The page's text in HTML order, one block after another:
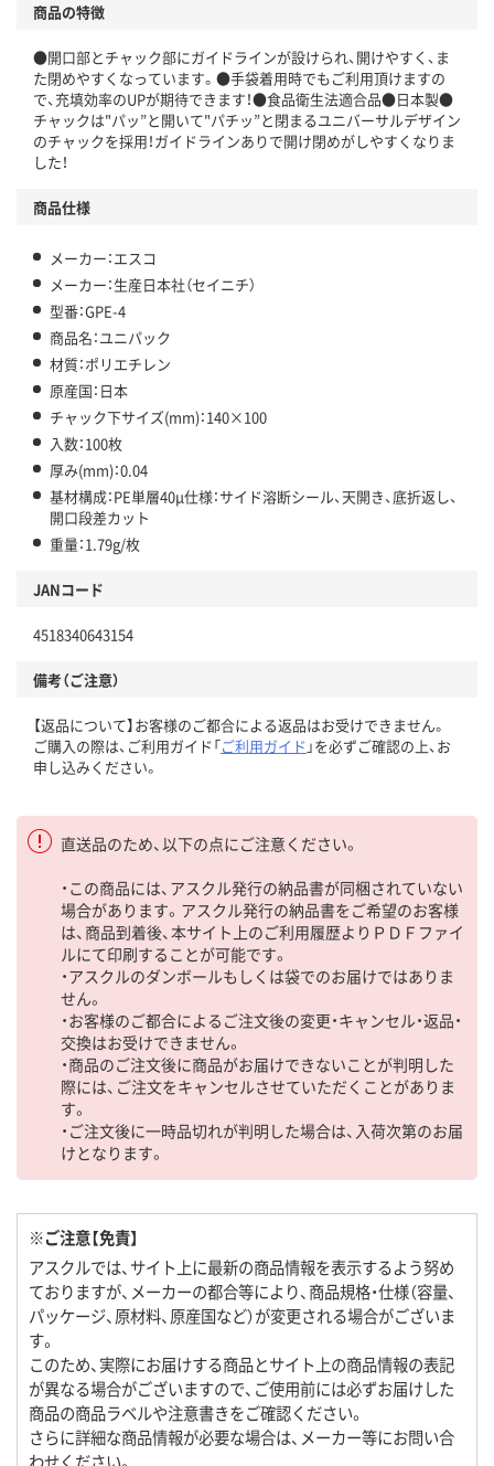
商品の特徴
●開口部とチャック部にガイドラインが設けられ、開けやすく、ま
た閉めやすくなっています。●手袋着用時でもご利用頂けますの
で、充填効率のUPが期待できます！●食品衛生法適合品●日本製●
チャックは"パッ”と開いて"パチッ”と閉まるユニバーサルデザイン
のチャックを採用！ガイドラインありで開け閉めがしやすくなりま
した！
商品仕様
メーカー：エスコ
メーカー：生産日本社（セイニチ）
型番：GPE-4
商品名：ユニパック
材質：ポリエチレン
原産国：日本
チャック下サイズ(mm)：140×100
入数：100枚
厚み(mm)：0.04
基材構成：PE単層40μ仕様：サイド溶断シール、天開き、底折返し、
開口段差カット
重量：1.79g/枚
JANコード
4518340643154
備考（ご注意）
【返品について】お客様のご都合による返品はお受けできません。
ご購入の際は、ご利用ガイド「ご利用ガイド 」を必ずご確認の上、お
申し込みください。
直送品のため、以下の点にご注意ください。
・この商品には、アスクル発行の納品書が同梱されていない
場合があります。アスクル発行の納品書をご希望のお客様
は、商品到着後、本サイト上のご利用履歴よりＰＤＦファイ
ルにて印刷することが可能です。
・アスクルのダンボールもしくは袋でのお届けではありま
せん。
・お客様のご都合によるご注文後の変更・キャンセル・返品・
交換はお受けできません。
・商品のご注文後に商品がお届けできないことが判明した
際には、ご注文をキャンセルさせていただくことがありま
す。
・ご注文後に一時品切れが判明した場合は、入荷次第のお届
けとなります。
※ご注意【免責】
アスクルでは、サイト上に最新の商品情報を表示するよう努め
ておりますが、メーカーの都合等により、商品規格・仕様（容量、
パッケージ、原材料、原産国など）が変更される場合がございま
す。
このため、実際にお届けする商品とサイト上の商品情報の表記
が異なる場合がございますので、ご使用前には必ずお届けした
商品の商品ラベルや注意書きをご確認ください。
さらに詳細な商品情報が必要な場合は、メーカー等にお問い合
わせください。